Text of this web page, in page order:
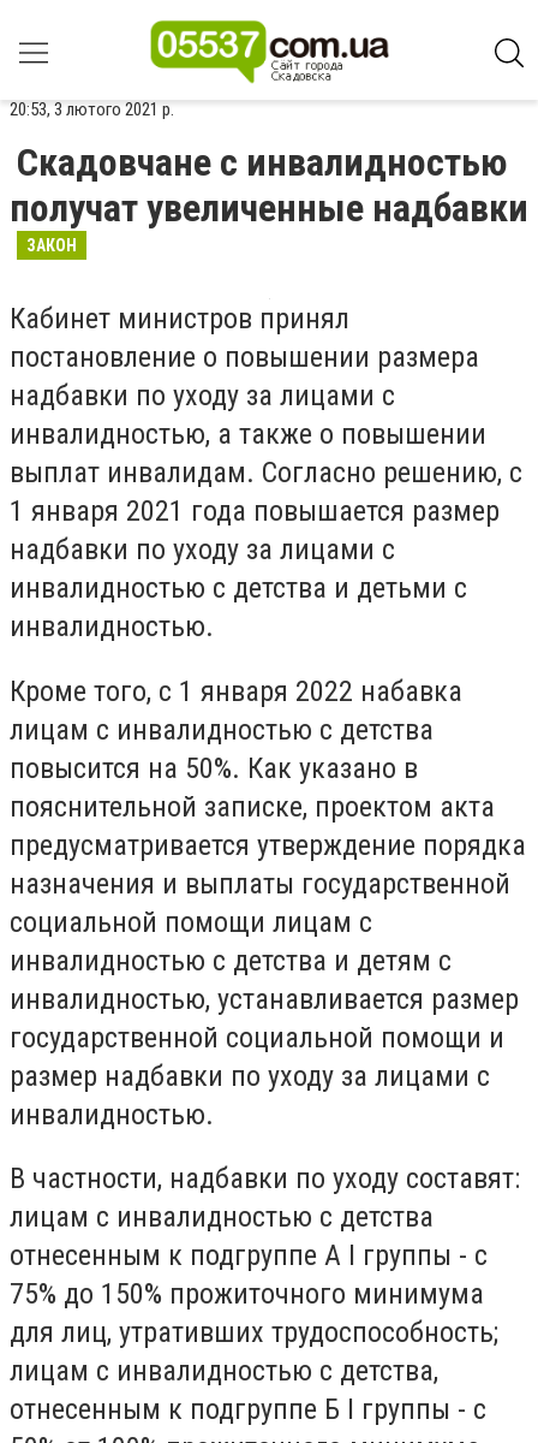
20:53, 3 лютого 2021 р.
Скадовчане с инвалидностью
получат увеличенные надбавки
ЗАКОН
Кабинет министров принял
постановление о повышении размера
надбавки по уходу за лицами с
инвалидностью, а также о повышении
выплат инвалидам. Согласно решению, с
1 января 2021 года повышается размер
надбавки по уходу за лицами с
инвалидностью с детства и детьми с
инвалидностью.
Кроме того, с 1 января 2022 набавка
лицам с инвалидностью с детства
повысится на 50%. Как указано в
пояснительной записке, проектом акта
предусматривается утверждение порядка
назначения и выплаты государственной
социальной помощи лицам с
инвалидностью с детства и детям с
инвалидностью, устанавливается размер
государственной социальной помощи и
размер надбавки по уходу за лицами с
инвалидностью.
В частности, надбавки по уходу составят:
лицам с инвалидностью с детства
отнесенным к подгруппе А I группы - с
75% до 150% прожиточного минимума
для лиц, утративших трудоспособность;
лицам с инвалидностью с детства,
отнесенным к подгруппе Б I группы - с